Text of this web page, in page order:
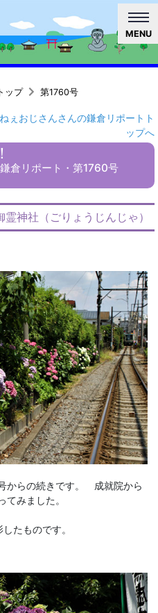
MENU
ップ
第1760号
ぇおじさんさんの鎌倉リポートト
ップへ
倉リポート・第1760号
社（ごりょうじんじゃ）
す。 成就院から
みました。
たものです。